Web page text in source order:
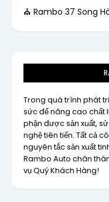
⛪ Rambo 37 Song
Trong quá trình phát
sức để nâng cao chất
phận được sản xuất,
nghệ tiên tiến. Tất cả
nguyên tắc sản xuất
Rambo Auto chân
vụ Quý Khách Hàng!